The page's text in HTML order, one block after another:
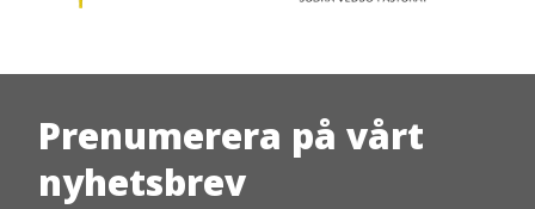
Prenumerera på vårt
nyhetsbrev